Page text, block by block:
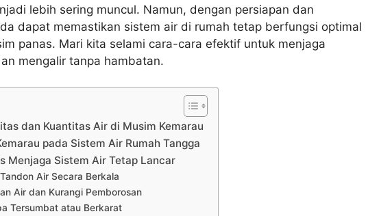
lebih sering muncul. Namun, dengan persiapan dan
dapat memastikan sistem air di rumah tetap berfungsi optimal
panas. Mari kita selami cara-cara efektif untuk menjaga
mengalir tanpa hambatan.
dan Kuantitas Air di Musim Kemarau
pada Sistem Air Rumah Tangga
Menjaga Sistem Air Tetap Lancar
Air Secara Berkala
Air dan Kurangi Pemborosan
Tersumbat atau Berkarat